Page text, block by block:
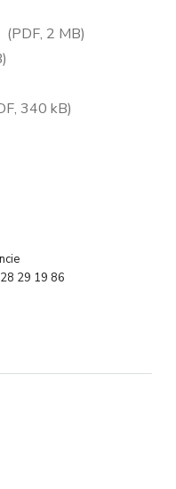
(PDF, 2 MB)
340 kB)
29 19 86